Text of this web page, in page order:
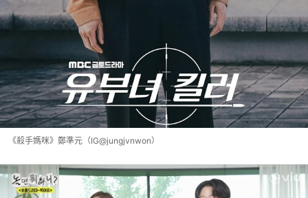
《殺手媽咪》鄭準元（IG@jungjvnwon）